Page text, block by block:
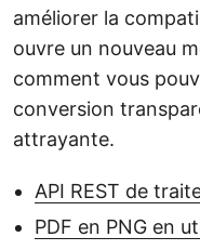
améliorer la
ouvre un nouveau
comment vous
conversion
attrayante.
API REST de
PDF en PNG en